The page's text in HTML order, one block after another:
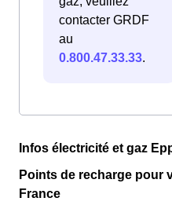
contacter GRDF
au
0.800.47.33.33.
Infos électricité et gaz
Points de recharge pour
France